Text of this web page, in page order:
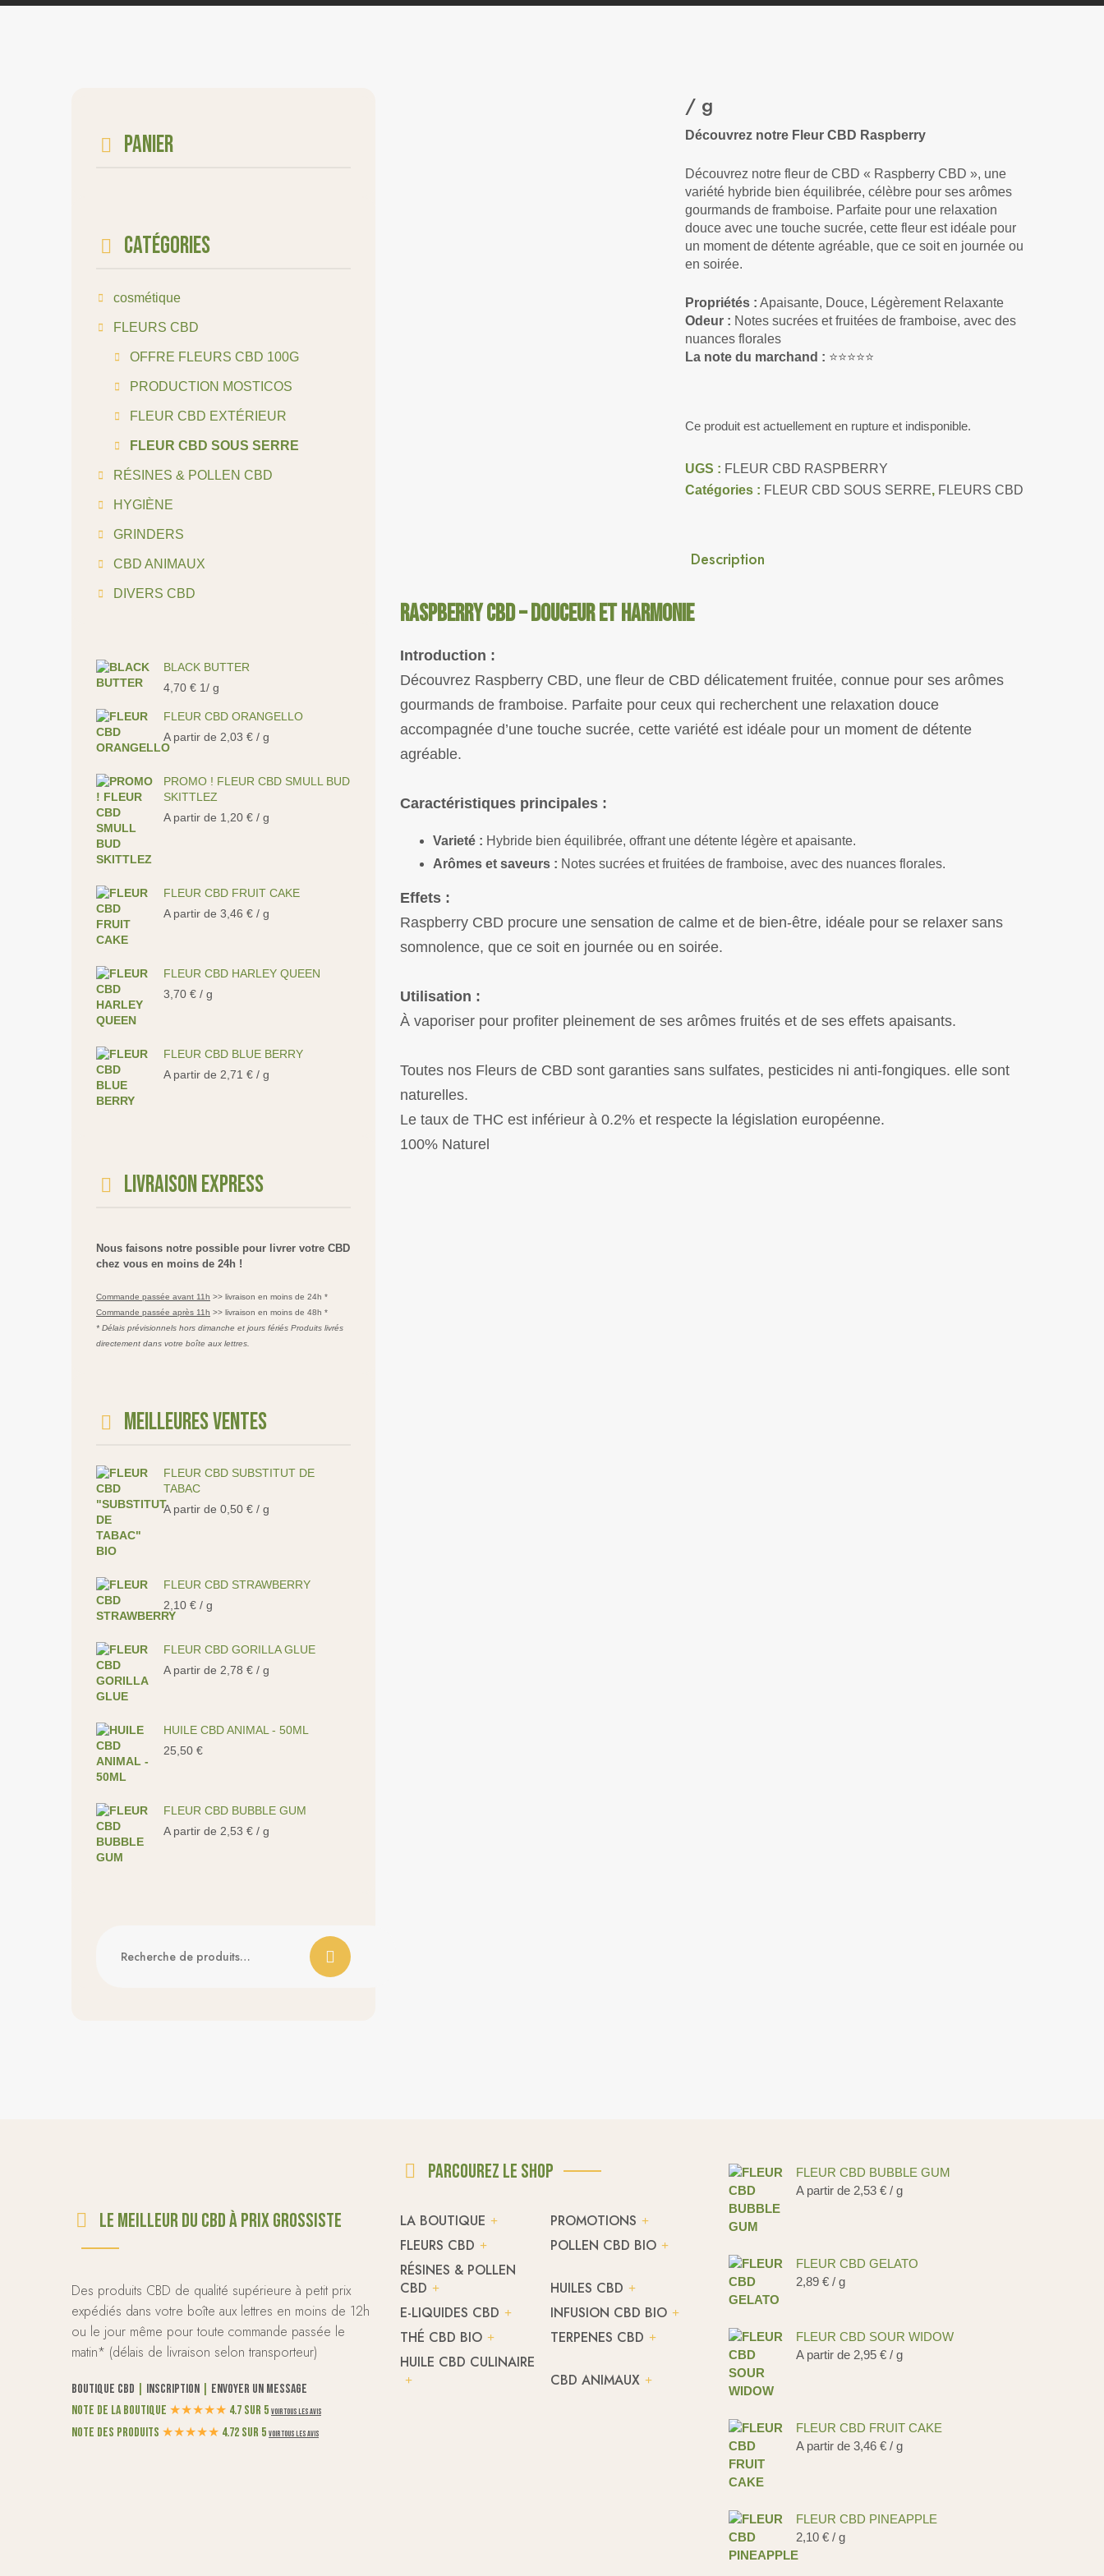
/ g
Découvrez notre Fleur CBD Raspberry
Découvrez notre fleur de CBD « Raspberry CBD », une
variété hybride bien équilibrée, célèbre pour ses arômes
gourmands de framboise. Parfaite pour une relaxation
douce avec une touche sucrée, cette fleur est idéale pour
un moment de détente agréable, que ce soit en journée ou
en soirée.
Propriétés : Apaisante, Douce, Légèrement Relaxante
Odeur : Notes sucrées et fruitées de framboise, avec des
nuances florales
La note du marchand : ⭐⭐⭐⭐⭐
Ce produit est actuellement en rupture et indisponible.
UGS : FLEUR CBD RASPBERRY
Catégories : FLEUR CBD SOUS SERRE, FLEURS CBD
Description
Raspberry CBD – Douceur et Harmonie
Introduction :
Découvrez Raspberry CBD, une fleur de CBD délicatement fruitée, connue pour ses arômes
gourmands de framboise. Parfaite pour ceux qui recherchent une relaxation douce
accompagnée d’une touche sucrée, cette variété est idéale pour un moment de détente
agréable.
Caractéristiques principales :
Varieté : Hybride bien équilibrée, offrant une détente légère et apaisante.
Arômes et saveurs : Notes sucrées et fruitées de framboise, avec des nuances florales.
Effets :
Raspberry CBD procure une sensation de calme et de bien-être, idéale pour se relaxer sans
somnolence, que ce soit en journée ou en soirée.
Utilisation :
À vaporiser pour profiter pleinement de ses arômes fruités et de ses effets apaisants.
Toutes nos Fleurs de CBD sont garanties sans sulfates, pesticides ni anti-fongiques. elle sont
naturelles.
Le taux de THC est inférieur à 0.2% et respecte la législation européenne.
100% Naturel
Panier
Catégories
cosmétique
FLEURS CBD
OFFRE FLEURS CBD 100G
PRODUCTION MOSTICOS
FLEUR CBD EXTÉRIEUR
FLEUR CBD SOUS SERRE
RÉSINES & POLLEN CBD
HYGIÈNE
GRINDERS
CBD ANIMAUX
DIVERS CBD
BLACK BUTTER
4,70 € 1/ g
FLEUR CBD ORANGELLO
A partir de 2,03 € / g
PROMO ! FLEUR CBD SMULL BUD
SKITTLEZ
A partir de 1,20 € / g
FLEUR CBD FRUIT CAKE
A partir de 3,46 € / g
FLEUR CBD HARLEY QUEEN
3,70 € / g
FLEUR CBD BLUE BERRY
A partir de 2,71 € / g
Livraison express
Nous faisons notre possible pour livrer votre CBD
chez vous en moins de 24h !
Commande passée avant 11h >> livraison en moins de 24h *
Commande passée après 11h >> livraison en moins de 48h *
* Délais prévisionnels hors dimanche et jours fériés Produits livrés
directement dans votre boîte aux lettres.
Meilleures ventes
FLEUR CBD SUBSTITUT DE
TABAC
A partir de 0,50 € / g
FLEUR CBD STRAWBERRY
2,10 € / g
FLEUR CBD GORILLA GLUE
A partir de 2,78 € / g
HUILE CBD ANIMAL - 50ML
25,50 €
FLEUR CBD BUBBLE GUM
A partir de 2,53 € / g
Le meilleur du CBD à prix grossiste
Des produits CBD de qualité supérieure à petit prix
expédiés dans votre boîte aux lettres en moins de 12h
ou le jour même pour toute commande passée le
matin* (délais de livraison selon transporteur)
Boutique CBD Inscription
Envoyer un message
Note de la boutique ★★★★★ 4.7 sur 5 Voir tous les avis
Note des produits ★★★★★ 4.72 sur 5 Voir tous les avis
Parcourez le shop
LA BOUTIQUE
PROMOTIONS
FLEURS CBD
POLLEN CBD BIO
RÉSINES & POLLEN
CBD
HUILES CBD
E-LIQUIDES CBD
INFUSION CBD BIO
THÉ CBD BIO
TERPENES CBD
HUILE CBD CULINAIRE
CBD ANIMAUX
FLEUR CBD BUBBLE GUM
A partir de 2,53 € / g
FLEUR CBD GELATO
2,89 € / g
FLEUR CBD SOUR WIDOW
A partir de 2,95 € / g
FLEUR CBD FRUIT CAKE
A partir de 3,46 € / g
FLEUR CBD PINEAPPLE
2,10 € / g